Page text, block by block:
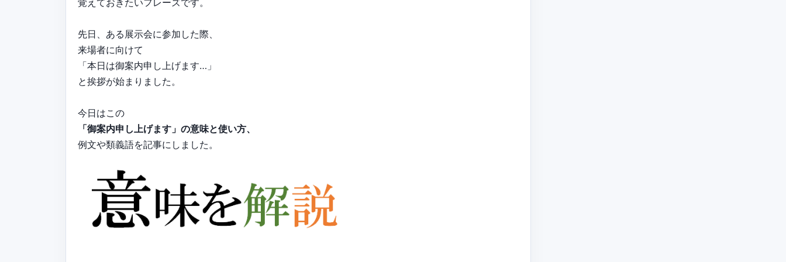
先日、ある展示会に参加した際、
来場者に向けて
「本日は御案内申し上げます…」
と挨拶が始まりました。
今日はこの
「御案内申し上げます」の意味と使い方、
例文や類義語を記事にしました。